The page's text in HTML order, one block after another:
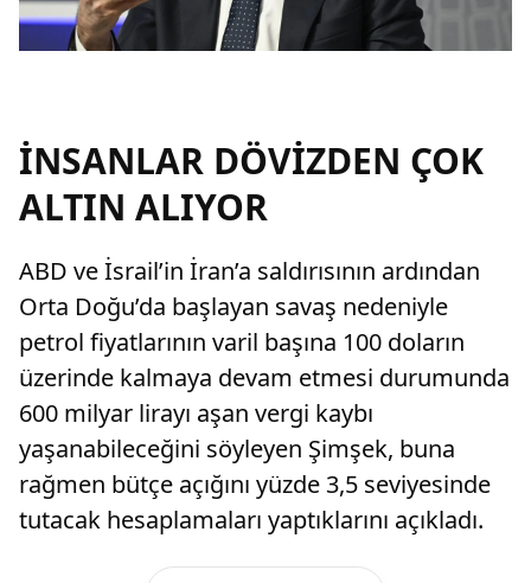
İNSANLAR DÖVİZDEN ÇOK
ALTIN ALIYOR
ABD ve İsrail’in İran’a saldırısının ardından
Orta Doğu’da başlayan savaş nedeniyle
petrol fiyatlarının varil başına 100 doların
üzerinde kalmaya devam etmesi durumunda
600 milyar lirayı aşan vergi kaybı
yaşanabileceğini söyleyen Şimşek, buna
rağmen bütçe açığını yüzde 3,5 seviyesinde
tutacak hesaplamaları yaptıklarını açıkladı.